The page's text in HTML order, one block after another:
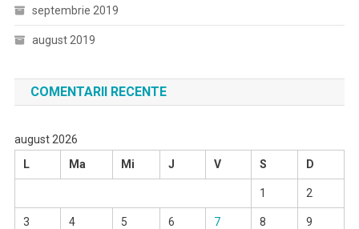
septembrie 2019
august 2019
COMENTARII RECENTE
august 2026
L
Ma Mi J V S D
1 2
3 4 5 6 7 8 9